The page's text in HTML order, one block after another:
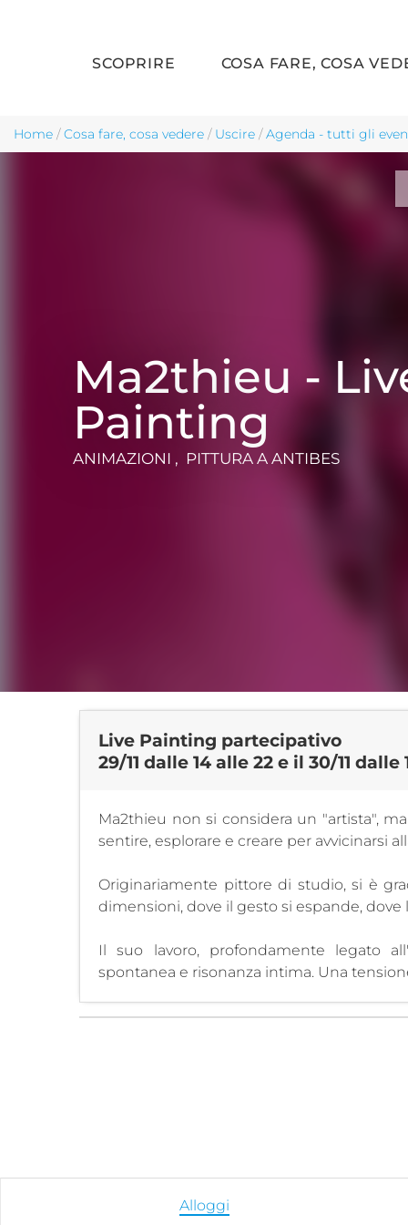
Skip to main content
SCOPRIRE COSA FARE, COSA
Home /Cosa fare, cosa vedere / Uscire /Agenda - tutti gli
Ma2thieu -
Painting
ANIMAZIONI , PITTURA A ANTIBES
Live Painting partecipativo
29/11 dalle 14 alle 22 e il 30/11 dalle
Ma2thieu non si considera un "artista",
sentire, esplorare e creare per avvicinarsi
Originariamente pittore di studio, si è
dimensioni, dove il gesto si espande,
Il suo lavoro, profondamente legato
spontanea e risonanza intima. Una
Alloggi